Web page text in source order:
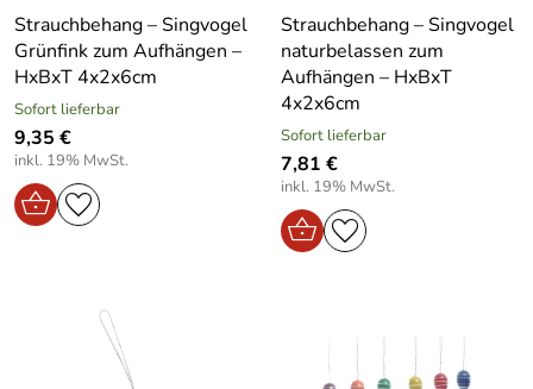
Strauchbehang – Singvogel
Grünfink zum Aufhängen –
HxBxT 4x2x6cm
Sofort lieferbar
9,35 €
inkl. 19% MwSt.
Strauchbehang – Singvogel
naturbelassen zum
Aufhängen – HxBxT
4x2x6cm
Sofort lieferbar
7,81 €
inkl. 19% MwSt.